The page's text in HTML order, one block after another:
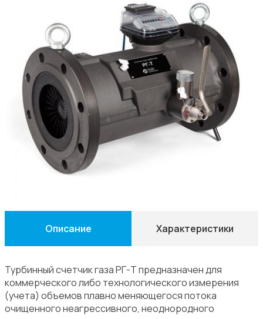
Описание Характеристики
Турбинный счетчик газа РГ-Т предназначен для
коммерческого либо технологического измерения
(учета) объемов плавно меняющегося потока
очищенного неагрессивного, неоднородного